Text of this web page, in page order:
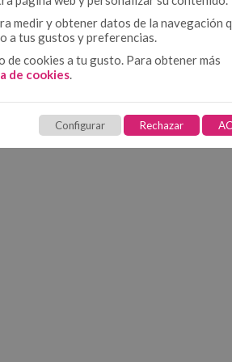
medir y obtener datos de la navegación
a tus gustos y preferencias.
de cookies a tu gusto. Para obtener más
de cookies.
Configurar Rechazar